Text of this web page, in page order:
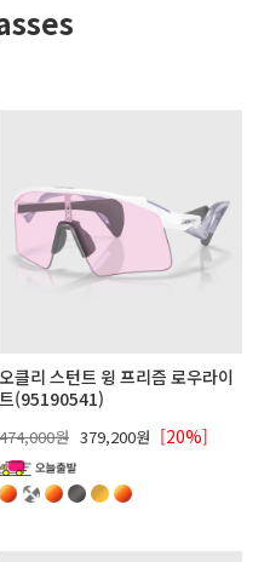
오클리 스턴트 윙 프리즘 로우라이
트(95190541)
474,000원 379,200원 [20%]